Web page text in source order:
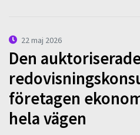
22 maj 2026
Den
företagen
hela vägen